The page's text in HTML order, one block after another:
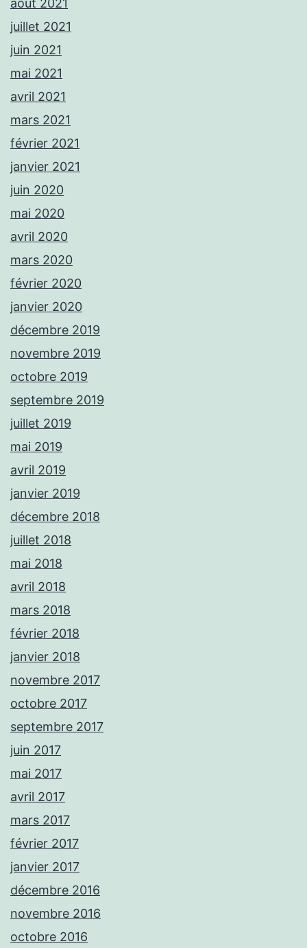
août 2021
juillet 2021
juin 2021
mai 2021
avril 2021
mars 2021
février 2021
janvier 2021
juin 2020
mai 2020
avril 2020
mars 2020
février 2020
janvier 2020
décembre 2019
novembre 2019
octobre 2019
septembre 2019
juillet 2019
mai 2019
avril 2019
janvier 2019
décembre 2018
juillet 2018
mai 2018
avril 2018
mars 2018
février 2018
janvier 2018
novembre 2017
octobre 2017
septembre 2017
juin 2017
mai 2017
avril 2017
mars 2017
février 2017
janvier 2017
décembre 2016
novembre 2016
octobre 2016